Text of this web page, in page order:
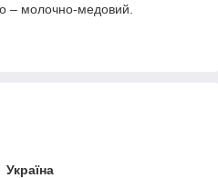
– молочно-медовий.
Україна